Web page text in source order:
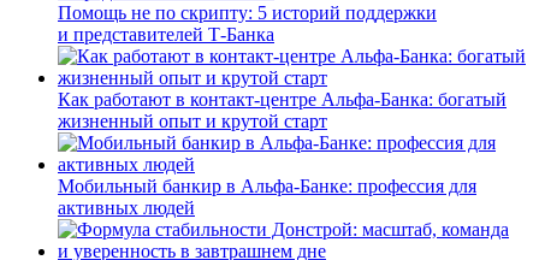
Помощь не по скрипту: 5 историй поддержки
и представителей Т-Банка
Как работают в контакт-центре Альфа-Банка: богатый
жизненный опыт и крутой старт
Мобильный банкир в Альфа-Банке: профессия для
активных людей